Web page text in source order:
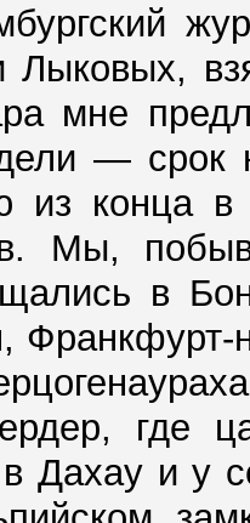
Лыковых,
мне
— срок
из конца
Мы,
в
где
Дахау и у